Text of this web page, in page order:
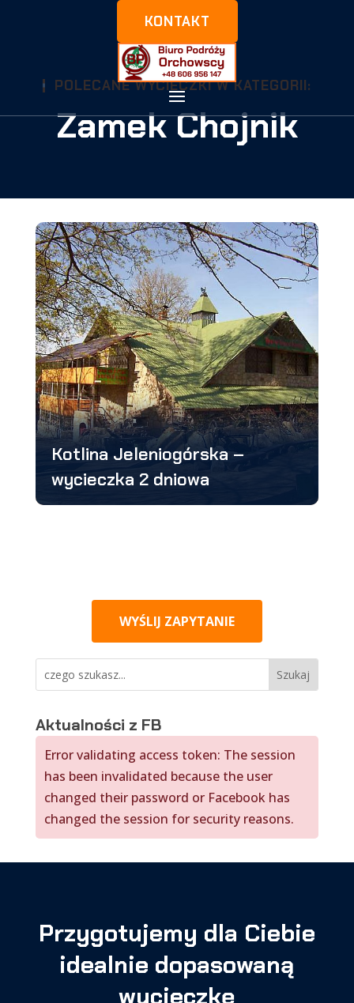
KONTAKT
POLECANE WYCIECZKI W KATEGORII:
Zamek Chojnik
Kotlina Jeleniogórska –
wycieczka 2 dniowa
WYŚLIJ ZAPYTANIE
Aktualności z FB
Error validating access token: The session
has been invalidated because the user
changed their password or Facebook has
changed the session for security reasons.
Przygotujemy dla Ciebie
idealnie dopasowaną
wycieczkę